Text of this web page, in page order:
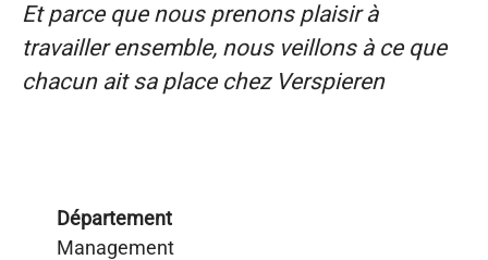
Et parce que nous prenons plaisir à
travailler ensemble, nous veillons à ce que
chacun ait sa place chez Verspieren
Département
Management